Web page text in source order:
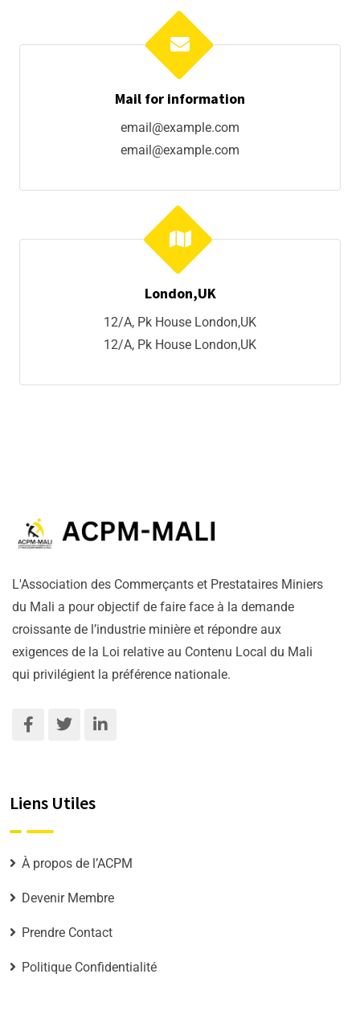
Mail for information
email@example.com
email@example.com
London,UK
12/A, Pk House London,UK
12/A, Pk House London,UK
L'Association des Commerçants et Prestataires Miniers
du Mali a pour objectif de faire face à la demande
croissante de l’industrie minière et répondre aux
exigences de la Loi relative au Contenu Local du Mali
qui privilégient la préférence nationale.
Liens Utiles
À propos de l’ACPM
Devenir Membre
Prendre Contact
Politique Confidentialité